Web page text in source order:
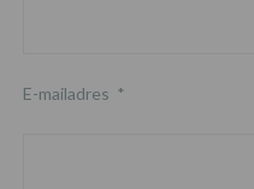
E-mailadres *